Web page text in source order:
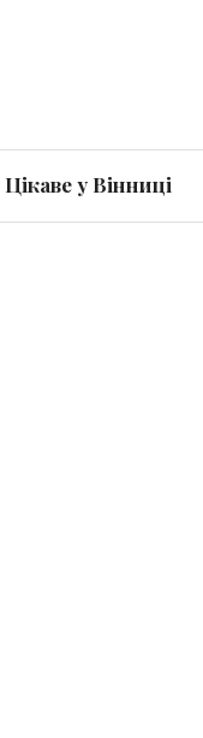
Цікаве у Вінниці